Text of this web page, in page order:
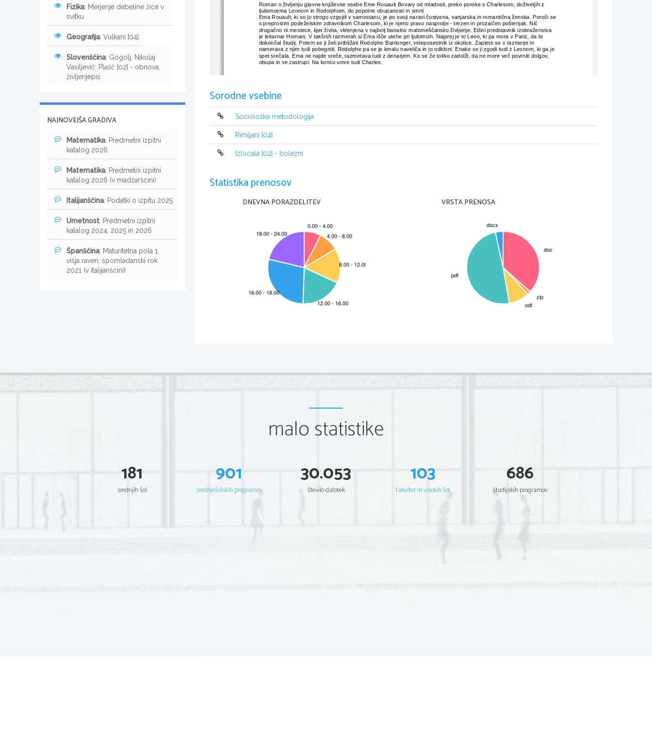
Roman o življenju glavne književne osebe Eme Rouault Bovary od mladosti, preko poroke s Charlesom, doživetjih z
ljubimcema Leonom in Rodolphom, do popolne obupanosti in smrti
Ema Rouault, ki so jo strogo vzgojili v samostanu, je po svoji naravi čustvena, sanjarska in romantična ženska. Poroči se
s preprostim podeželskim zdravnikom Charlesom, ki je njeno pravo nasprotje - trezen in prozaičen poštenjak. Nič
drugačno ni mestece, kjer živita, vklenjena v najbolj banalno malomeščansko življenje. Edini predstavnik izobraženstva
je lekarnar Homais. V takšnih razmerah si Ema išče utehe pri ljubimcih. Najprej je to Leon, ki pa mora v Pariz, da bi
dokončal študij. Potem se ji želi približati Rodolphe Banlonger, veleposestnik iz okolice. Zaplete se v razmerje in
namerava z njim tudi pobegniti. Rodolphe pa se je kmalu naveliča in jo odkloni. Enako se ji zgodi tudi z Leonom, ki ga je
spet srečala. Ema ne najde sreče, razmetava tudi z denarjem. Ko se že toliko zadolži, da ne more več povrniti dolgov,
obupa in se zastrupi. Na koncu umre tudi Charles.
Odlomek v berilu se začne s prihodom svétnika v mesto, kjer pripravljajo živinorejsko proslavo. Sem pride tudi Rodolphe
z  Emo. Sedla  sta  v prvo  nadstropje  župnije.  Svétnik začne  s  svojim govorom  o  poljedelcih,  o zavzemanju  za  boljšo
zemljo,   o   pomembnosti   poljedelstva   za   obstoj.   Govor   Rodolphe   stalno   prekinja   z   neumestnimi   pripombami.   Emi
MOTIVNO-TEMATSKA INTERPRETACIJA
zlagana romantičnost. Na tem kontrastu je zgrajen ves roman, zgoščeno pa tudi osrednje poglavje. Kompozicija in stil
Flaubert   je   snov   uporabil   tako,   da   je   usodo   junakinje   prikazal   z   nasprotjem   med   romantičnim   sanjarskim   svetom   in
stvarnostjo.
Roman   je   pisan   strogo   stvarno,   hladno,   obenem   pa   je   ritmično   izrazit,   včasih   skoraj   liričen.   Zgrajen   je   na   temelju
opazovanja   dejstev   in   natančnih   dokumentov.   Pisatelj   opisuje   zgodbo   podrobno,   prav   tako   ljudi   in   njihove   izraze   na
obrazu.   Vživel  se  je  v  like,  v  njihove  telesne   in  duševne  značilnosti,  pa   tudi  v  oris  zunanjega  sveta.  Takemu  načinu
pisanja   pravimo   brezosebna   pripovedna   perspektiva.   Pisatelj   pa   je   vsevedni   pripovedovalec.   Za   Flaubertov   slog   so
Gustave Flaubert
Sorodne vsebine
Sociološka metodologija
Rimljani [04]
Izločala [02] - bolezni
Statistika prenosov
DNEVNA PORAZDELITEV VRSTA PRENOSA
Fizika: Merjenje debeline žice v
svitku
Geografija: Vulkani [04]
Slovenščina: Gogolj, Nikolaj
Vasiljevič: Plašč [02] - obnova,
življenjepis
NAJNOVEJŠA GRADIVA
Matematika: Predmetni izpitni
katalog 2026
Matematika: Predmetni izpitni
katalog 2026 (v madžarščini)
Italijanščina: Podatki o izpitu 2025
Umetnost: Predmetni izpitni
katalog 2024, 2025 in 2026
Španščina: Maturitetna pola 1,
višja raven, spomladanski rok
2021 (v italijanščini)
malo statistike
181
srednjih šol
901
srednješolskih programov
30.053
število datotek
103
fakultet in visokih šol
686
študijskih programov